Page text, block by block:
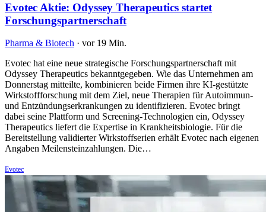
Evotec Aktie: Odyssey Therapeutics startet
Forschungspartnerschaft
Pharma & Biotech · vor 19 Min.
Evotec hat eine neue strategische Forschungspartnerschaft mit
Odyssey Therapeutics bekanntgegeben. Wie das Unternehmen am
Donnerstag mitteilte, kombinieren beide Firmen ihre KI-gestützte
Wirkstoffforschung mit dem Ziel, neue Therapien für Autoimmun-
und Entzündungserkrankungen zu identifizieren. Evotec bringt
dabei seine Plattform und Screening-Technologien ein, Odyssey
Therapeutics liefert die Expertise in Krankheitsbiologie. Für die
Bereitstellung validierter Wirkstoffserien erhält Evotec nach eigenen
Angaben Meilensteinzahlungen. Die…
Evotec